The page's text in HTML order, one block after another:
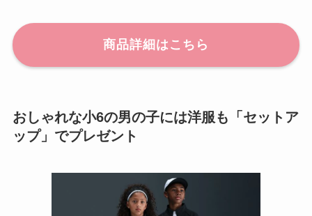
商品詳細はこちら
おしゃれな小6の男の子には洋服も「セットア
ップ」でプレゼント